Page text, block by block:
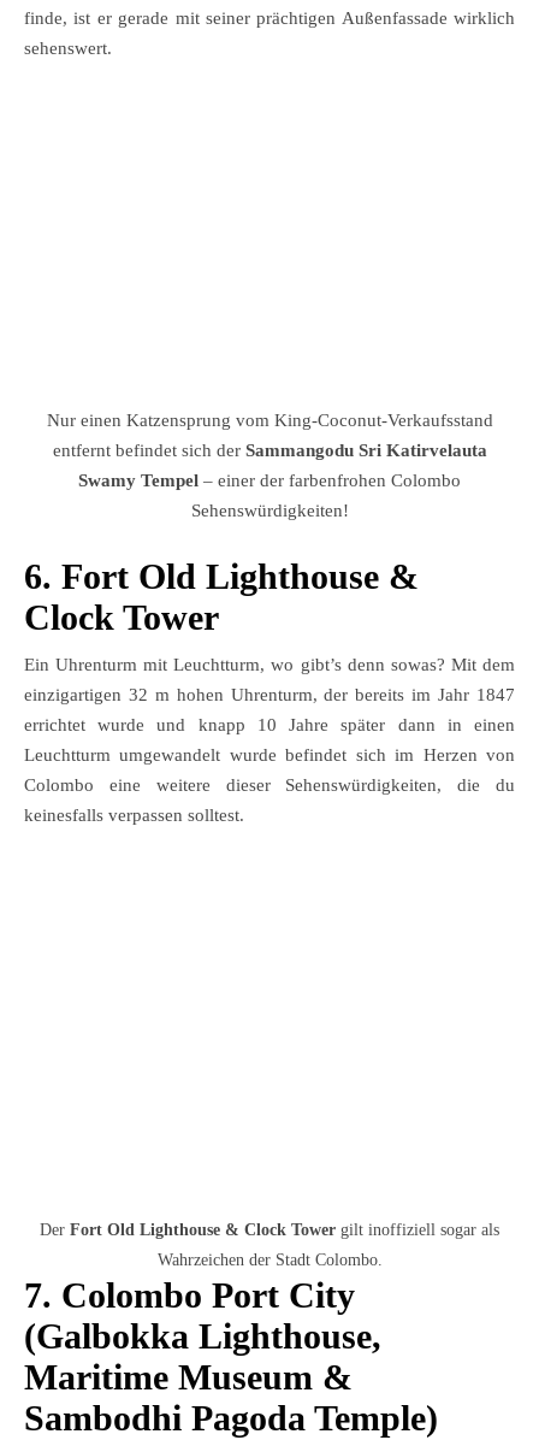
finde, ist er gerade mit seiner prächtigen Außenfassade wirklich
sehenswert.
Nur einen Katzensprung vom King-Coconut-Verkaufsstand
entfernt befindet sich der Sammangodu Sri Katirvelauta
Swamy Tempel – einer der farbenfrohen Colombo
Sehenswürdigkeiten!
6. Fort Old Lighthouse &
Clock Tower
Ein Uhrenturm mit Leuchtturm, wo gibt’s denn sowas? Mit dem
einzigartigen 32 m hohen Uhrenturm, der bereits im Jahr 1847
errichtet wurde und knapp 10 Jahre später dann in einen
Leuchtturm umgewandelt wurde befindet sich im Herzen von
Colombo eine weitere dieser Sehenswürdigkeiten, die du
keinesfalls verpassen solltest.
Der Fort Old Lighthouse & Clock Tower gilt inoffiziell sogar als
Wahrzeichen der Stadt Colombo.
7. Colombo Port City
(Galbokka Lighthouse,
Maritime Museum &
Sambodhi Pagoda Temple)